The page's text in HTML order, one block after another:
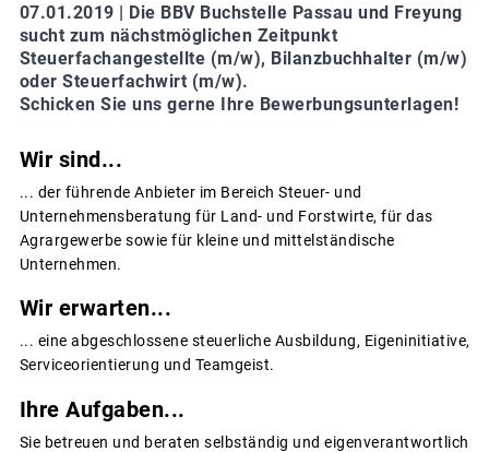
07.01.2019 | Die BBV Buchstelle Passau und Freyung
sucht zum nächstmöglichen Zeitpunkt
Steuerfachangestellte (m/w), Bilanzbuchhalter (m/w)
oder Steuerfachwirt (m/w).
Schicken Sie uns gerne Ihre Bewerbungsunterlagen!
Wir sind...
... der führende Anbieter im Bereich Steuer- und
Unternehmensberatung für Land- und Forstwirte, für das
Agrargewerbe sowie für kleine und mittelständische
Unternehmen.
Wir erwarten...
... eine abgeschlossene steuerliche Ausbildung, Eigeninitiative,
Serviceorientierung und Teamgeist.
Ihre Aufgaben...
Sie betreuen und beraten selbständig und eigenverantwortlich